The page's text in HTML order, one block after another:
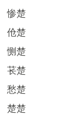
惨楚
伧楚
恻楚
苌楚
愁楚
楚楚